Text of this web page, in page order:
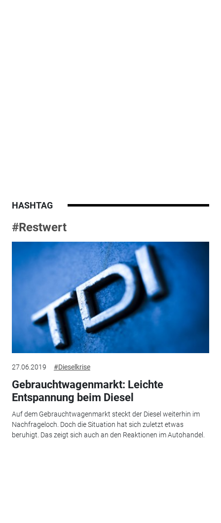
HASHTAG
#Restwert
27.06.2019 #Dieselkrise
Gebrauchtwagenmarkt: Leichte
Entspannung beim Diesel
Auf dem Gebrauchtwagenmarkt steckt der Diesel weiterhin im
Nachfrageloch. Doch die Situation hat sich zuletzt etwas
beruhigt. Das zeigt sich auch an den Reaktionen im Autohandel.